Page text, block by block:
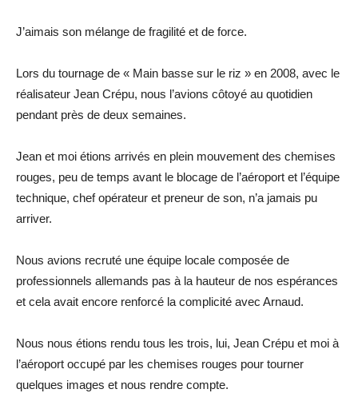
J’aimais son mélange de fragilité et de force.
Lors du tournage de « Main basse sur le riz » en 2008, avec le
réalisateur Jean Crépu, nous l’avions côtoyé au quotidien
pendant près de deux semaines.
Jean et moi étions arrivés en plein mouvement des chemises
rouges, peu de temps avant le blocage de l’aéroport et l’équipe
technique, chef opérateur et preneur de son, n’a jamais pu
arriver.
Nous avions recruté une équipe locale composée de
professionnels allemands pas à la hauteur de nos espérances
et cela avait encore renforcé la complicité avec Arnaud.
Nous nous étions rendu tous les trois, lui, Jean Crépu et moi à
l’aéroport occupé par les chemises rouges pour tourner
quelques images et nous rendre compte.